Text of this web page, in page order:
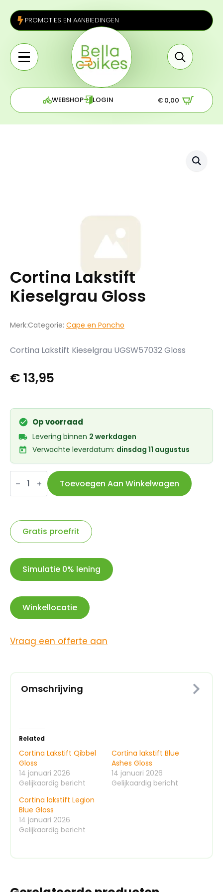
PROMOTIES EN AANBIEDINGEN
for:
WEBSHOP LOGIN € 0,00
Cortina Lakstift
Kieselgrau Gloss
Merk:Categorie: Cape en Poncho
Cortina Lakstift Kieselgrau UGSW57032 Gloss
€ 13,95
Op voorraad
Levering binnen 2 werkdagen
Verwachte leverdatum: dinsdag 11 augustus
Cortina
Lakstift
Kieselgrau
Gloss
Toevoegen Aan Winkelwagen
Gratis proefrit
Simulatie 0% lening
Winkellocatie
Vraag een offerte aan
Omschrijving
Related
Cortina Lakstift Qibbel
Gloss
14 januari 2026
Gelijkaardig bericht
Cortina lakstift Blue
Ashes Gloss
14 januari 2026
Gelijkaardig bericht
Cortina lakstift Legion
Blue Gloss
14 januari 2026
Gelijkaardig bericht